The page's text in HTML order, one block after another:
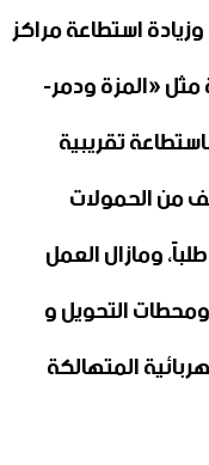
وزيادة استطاعة مراكز
«المزة ودمر-
تقريبية
من الحمولات
ومازال العمل
ومحطات التحويل و
المتهالكة